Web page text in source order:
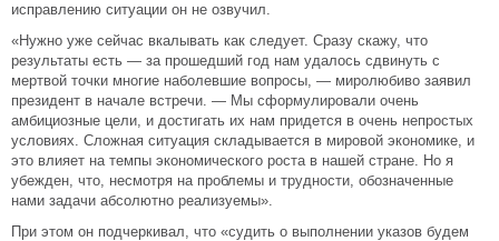
исправлению ситуации он не озвучил.
«Нужно уже сейчас вкалывать как следует. Сразу скажу, что
результаты есть — за прошедший год нам удалось сдвинуть с
мертвой точки многие наболевшие вопросы, — миролюбиво заявил
президент в начале встречи. — Мы сформулировали очень
амбициозные цели, и достигать их нам придется в очень непростых
условиях. Сложная ситуация складывается в мировой экономике, и
это влияет на темпы экономического роста в нашей стране. Но я
убежден, что, несмотря на проблемы и трудности, обозначенные
нами задачи абсолютно реализуемы».
При этом он подчеркивал, что «судить о выполнении указов будем